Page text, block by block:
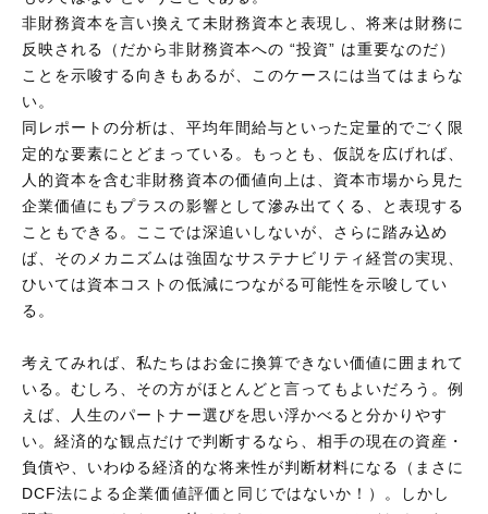
非財務資本を言い換えて未財務資本と表現し、将来は財務に
反映される（だから非財務資本への “投資” は重要なのだ）
ことを示唆する向きもあるが、このケースには当てはまらな
い。
同レポートの分析は、平均年間給与といった定量的でごく限
定的な要素にとどまっている。もっとも、仮説を広げれば、
人的資本を含む非財務資本の価値向上は、資本市場から見た
企業価値にもプラスの影響として滲み出てくる、と表現する
こともできる。ここでは深追いしないが、さらに踏み込め
ば、そのメカニズムは強固なサステナビリティ経営の実現、
ひいては資本コストの低減につながる可能性を示唆してい
る。
考えてみれば、私たちはお金に換算できない価値に囲まれて
いる。むしろ、その方がほとんどと言ってもよいだろう。例
えば、人生のパートナー選びを思い浮かべると分かりやす
い。経済的な観点だけで判断するなら、相手の現在の資産・
負債や、いわゆる経済的な将来性が判断材料になる（まさに
DCF法による企業価値評価と同じではないか！）。しかし